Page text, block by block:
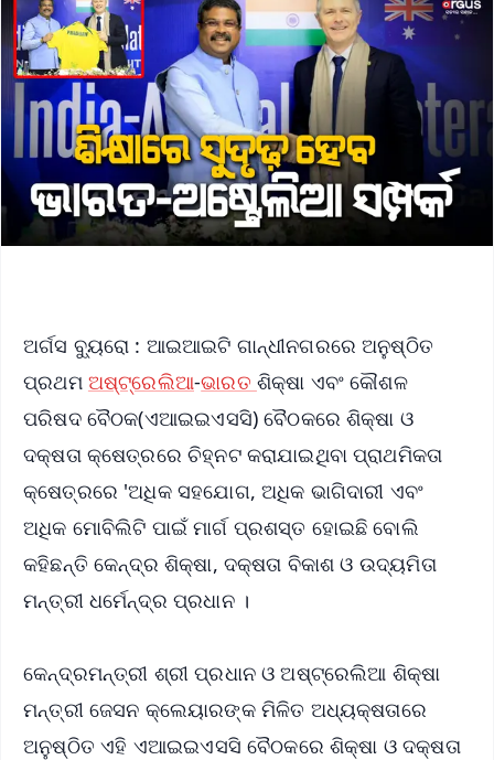
ଅର୍ଗସ ବ୍ୟୁରୋ : ଆଇଆଇଟି ଗାନ୍ଧୀନଗରରେ ଅନୁଷ୍ଠିତ
ପ୍ରଥମ ଅଷ୍ଟ୍ରେଲିଆ-ଭାରତ ଶିକ୍ଷା ଏବଂ କୌଶଳ
ପରିଷଦ ବୈଠକ(ଏଆଇଇଏସସି) ବୈଠକରେ ଶିକ୍ଷା ଓ
ଦକ୍ଷତା କ୍ଷେତ୍ରରେ ଚିହ୍ନଟ କରାଯାଇଥିବା ପ୍ରାଥମିକତା
କ୍ଷେତ୍ରରେ 'ଅଧିକ ସହଯୋଗ, ଅଧିକ ଭାଗିଦାରୀ ଏବଂ
ଅଧିକ ମୋବିଲିଟି ପାଇଁ ମାର୍ଗ ପ୍ରଶସ୍ତ ହୋଇଛି ବୋଲି
କହିଛନ୍ତି କେନ୍ଦ୍ର ଶିକ୍ଷା, ଦକ୍ଷତା ବିକାଶ ଓ ଉଦ୍ୟମିତା
ମନ୍ତ୍ରୀ ଧର୍ମେନ୍ଦ୍ର ପ୍ରଧାନ ।
କେନ୍ଦ୍ରମନ୍ତ୍ରୀ ଶ୍ରୀ ପ୍ରଧାନ ଓ ଅଷ୍ଟ୍ରେଲିଆ ଶିକ୍ଷା
ମନ୍ତ୍ରୀ ଜେସନ କ୍ଲେୟାରଙ୍କ ମିଳିତ ଅଧ୍ୟକ୍ଷତାରେ
ଅନୁଷ୍ଠିତ ଏହି ଏଆଇଇଏସସି ବୈଠକରେ ଶିକ୍ଷା ଓ ଦକ୍ଷତା